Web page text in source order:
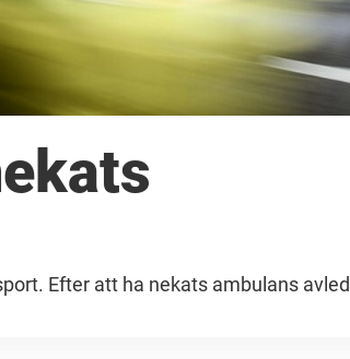
Efter att ha nekats ambulans avled